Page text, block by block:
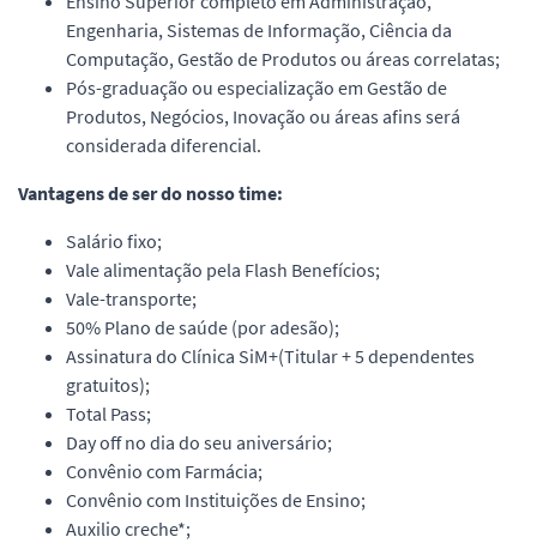
Engenharia, Sistemas de Informação, Ciência da
Computação, Gestão de Produtos ou áreas correlatas;
Pós-graduação ou especialização em Gestão de
Produtos, Negócios, Inovação ou áreas afins será
considerada diferencial.
Vantagens de ser do nosso time:
Salário fixo;
Vale alimentação pela Flash Benefícios;
Vale-transporte;
50% Plano de saúde (por adesão);
Assinatura do Clínica SiM+(Titular + 5 dependentes
gratuitos);
Total Pass;
Day off no dia do seu aniversário;
Convênio com Farmácia;
Convênio com Instituições de Ensino;
Auxilio creche*;